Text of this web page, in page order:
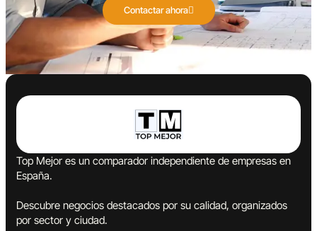
Contactar ahora
Top Mejor es un comparador independiente de empresas en
España.
Descubre negocios destacados por su calidad, organizados
por sector y ciudad.